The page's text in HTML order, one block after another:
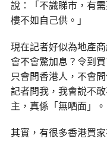
說：「不識睇市，有
樓不如自己供。」
現在記者好似為地產
會不會驚加息？令到
只會問香港人，不會
記者問我，我會說不
主，真係「無哂面」。
其實，有很多香港買